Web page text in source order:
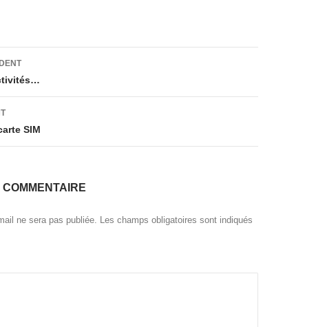
SIM
ne sera pas publiée.
Les champs obligatoires sont indiqués